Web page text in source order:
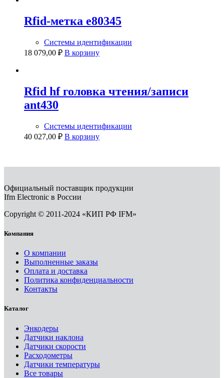
Rfid-метка e80345
Системы идентификации
18 079,00 ₽ В корзину
Rfid hf головка чтения/записи
ant430
Системы идентификации
40 027,00 ₽ В корзину
Официальный поставщик продукции
Ifm Electronic в России
Copyright © 2011-2024 «КИП РФ IFM»
Компания
О компании
Выполненные заказы
Оплата и доставка
Политика конфиденциальности
Контакты
Каталог
Энкодеры
Датчики наклона
Датчики скорости
Расходометры
Датчики температуры
Все товары